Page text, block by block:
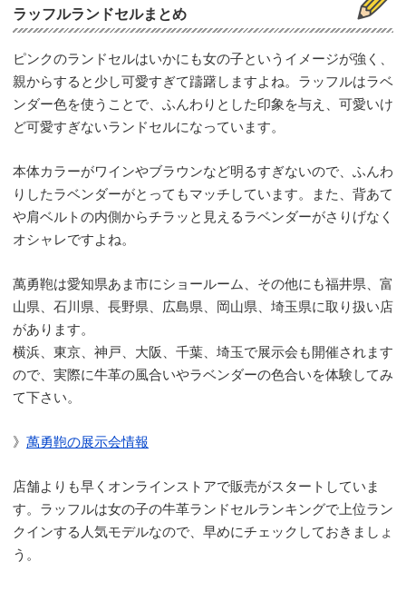
ラッフルランドセルまとめ
ピンクのランドセルはいかにも女の子というイメージが強く、
親からすると少し可愛すぎて躊躇しますよね。ラッフルはラベ
ンダー色を使うことで、ふんわりとした印象を与え、可愛いけ
ど可愛すぎないランドセルになっています。
本体カラーがワインやブラウンなど明るすぎないので、ふんわ
りしたラベンダーがとってもマッチしています。また、背あて
や肩ベルトの内側からチラッと見えるラベンダーがさりげなく
オシャレですよね。
萬勇鞄は愛知県あま市にショールーム、その他にも福井県、富
山県、石川県、長野県、広島県、岡山県、埼玉県に取り扱い店
があります。
横浜、東京、神戸、大阪、千葉、埼玉で展示会も開催されます
ので、実際に牛革の風合いやラベンダーの色合いを体験してみ
て下さい。
》 萬勇鞄の展示会情報
店舗よりも早くオンラインストアで販売がスタートしていま
す。ラッフルは女の子の牛革ランドセルランキングで上位ラン
クインする人気モデルなので、早めにチェックしておきましょ
う。